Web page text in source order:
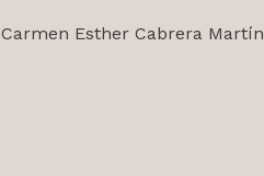
Carmen Esther Cabrera Martín